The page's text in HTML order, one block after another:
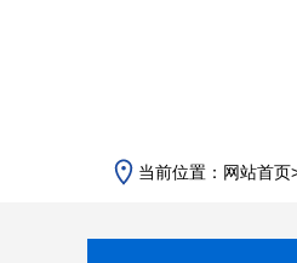
当前位置： 网站首页